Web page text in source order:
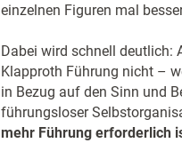
einzelnen Figuren mal
Dabei wird schnell deutlich:
Klapproth Führung nicht –
in Bezug auf den Sinn und
führungsloser
mehr Führung erforderlich